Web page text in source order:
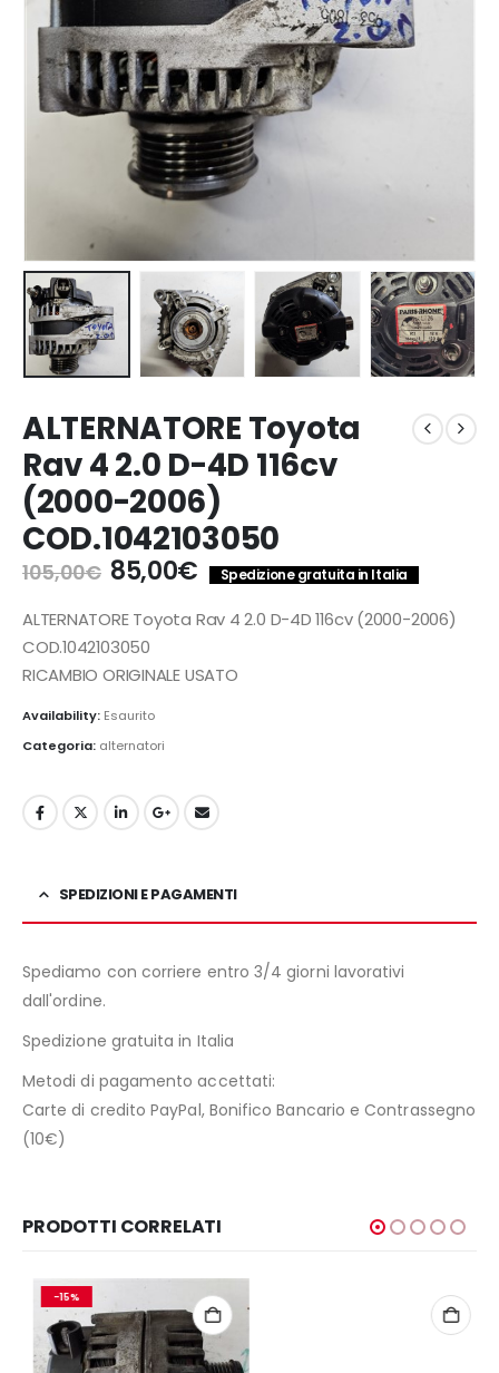
ALTERNATORE Toyota
Rav 4 2.0 D-4D 116cv
(2000-2006)
COD.1042103050
105,00€ Il
prezzo
originale
era:
105,00€.
85,00€Il
prezzo
attuale
85,00€.
Spedizione gratuita in Italia
ALTERNATORE Toyota Rav 4 2.0 D-4D 116cv (2000-2006)
COD.1042103050
RICAMBIO ORIGINALE USATO
Availability: Esaurito
Categoria: alternatori
SPEDIZIONI E PAGAMENTI
Spediamo con corriere entro 3/4 giorni lavorativi
dall'ordine.
Spedizione gratuita in Italia
Metodi di pagamento accettati:
Carte di credito PayPal, Bonifico Bancario e Contrassegno
(10€)
PRODOTTI CORRELATI
-15%